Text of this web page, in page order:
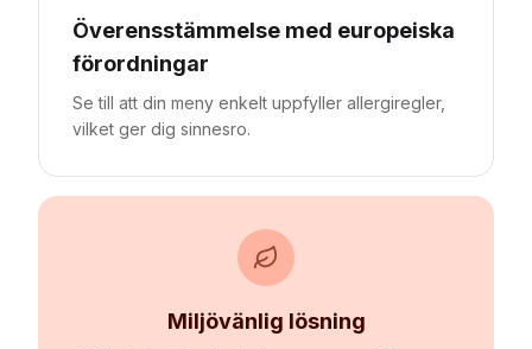
Överensstämmelse med europeiska
förordningar
Se till att din meny enkelt uppfyller allergiregler,
vilket ger dig sinnesro.
Miljövänlig lösning